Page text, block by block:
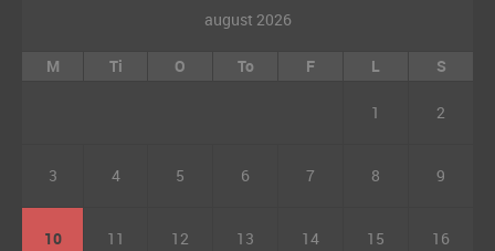
august 2026
M Ti O To F L S
1 2
3 4 5 6 7 8 9
10 11 12 13 14 15 16